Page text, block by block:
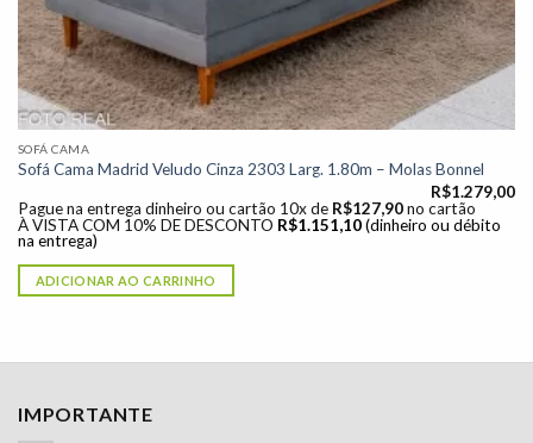
SOFÁ CAMA
Sofá Cama Madrid Veludo Cinza 2303 Larg. 1.80m – Molas Bonnel
R$1.279,00
Pague na entrega dinheiro ou cartão 10x de R$127,90 no cartão
À VISTA COM 10% DE DESCONTO R$1.151,10 (dinheiro ou débito
na entrega)
ADICIONAR AO CARRINHO
IMPORTANTE